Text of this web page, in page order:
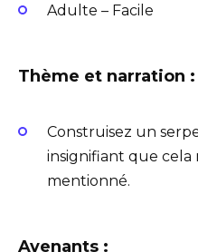
Adulte – Facile
Thème et narration :
Construisez un
insignifiant que cela
mentionné.
Avenants :